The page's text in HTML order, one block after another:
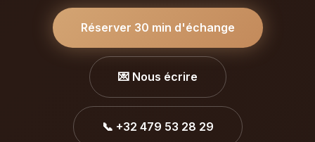
Réserver 30 min d'échange
💌 Nous écrire
📞 +32 479 53 28 29